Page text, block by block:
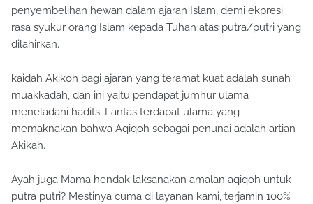
penyembelihan hewan dalam ajaran Islam, demi ekpresi
rasa syukur orang Islam kepada Tuhan atas putra/putri yang
dilahirkan.
kaidah Akikoh bagi ajaran yang teramat kuat adalah sunah
muakkadah, dan ini yaitu pendapat jumhur ulama
meneladani hadits. Lantas terdapat ulama yang
memaknakan bahwa Aqiqoh sebagai penunai adalah artian
Akikah.
Ayah juga Mama hendak laksanakan amalan aqiqoh untuk
putra putri? Mestinya cuma di layanan kami, terjamin 100%